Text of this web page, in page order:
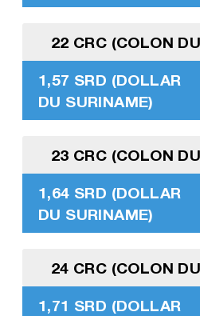
22 CRC (COLON
1,57 SRD (DOLLAR
DU SURINAME)
23 CRC (COLON
1,64 SRD (DOLLAR
DU SURINAME)
24 CRC (COLON
1,71 SRD (DOLLAR